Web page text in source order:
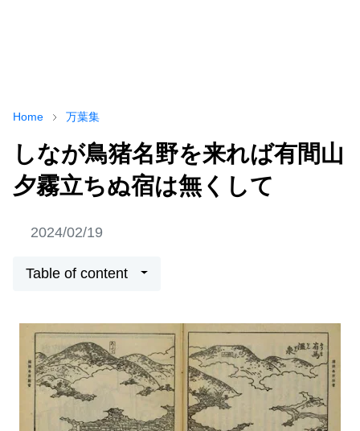
Home 万葉集
しなが鳥猪名野を来れば有間山
夕霧立ちぬ宿は無くして
2024/02/19
Table of content